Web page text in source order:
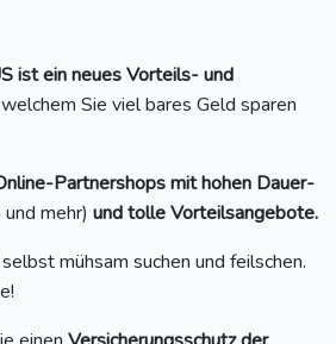
ist ein neues Vorteils- und
Sie viel bares Geld sparen
Partnershops mit hohen Dauer-
mehr) und tolle Vorteilsangebote.
mühsam suchen und feilschen.